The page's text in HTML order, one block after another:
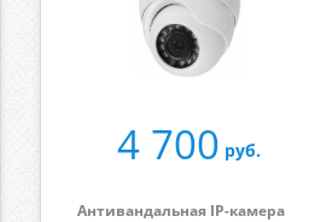
4 700 руб.
Антивандальная IP-камера